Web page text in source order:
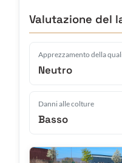
Valutazione del
Apprezzamento della
Neutro
Danni alle colture
Basso